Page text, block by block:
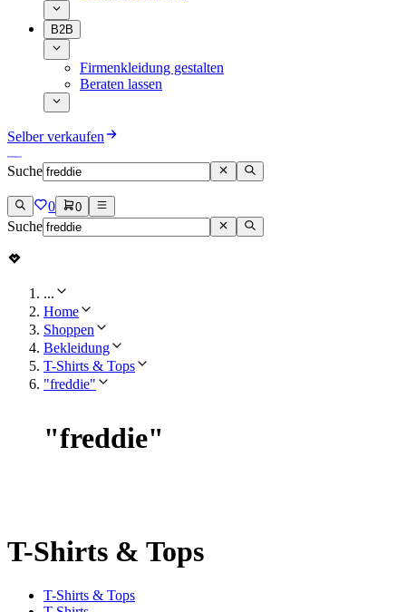
B2B
Firmenkleidung gestalten
Beraten lassen
Selber verkaufen
Suche
0 0
Suche
...
Home
Shoppen
Bekleidung
T-Shirts & Tops
"freddie"
"freddie"
T-Shirts & Tops
T-Shirts & Tops